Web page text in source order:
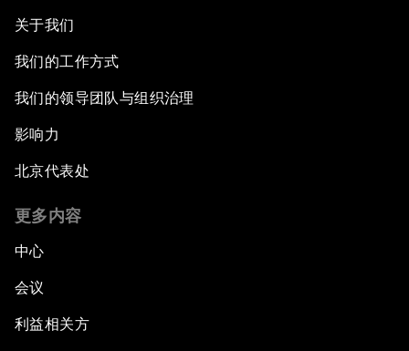
关于我们
我们的工作方式
我们的领导团队与组织治理
影响力
北京代表处
更多内容
中心
会议
利益相关方